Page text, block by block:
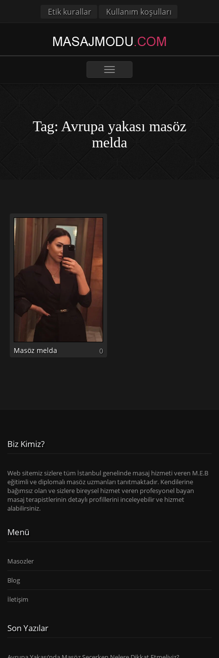
Etik kurallar Kullanım koşulları
Toggle
Tag: Avrupa yakası masöz
melda
Masöz melda 0
Biz Kimiz?
Web sitemiz sizlere tüm İstanbul genelinde masaj hizmeti veren M.E.B
eğitimli ve diplomalı masöz uzmanları tanıtmaktadır. Kendilerine
bağımsız olan ve sizlere bireysel hizmet veren profesyonel bayan
masaj terapistlerinin detaylı profillerini inceleyebilir ve hizmet
alabilirsiniz.
Menü
Masozler
Blog
İletişim
Son Yazılar